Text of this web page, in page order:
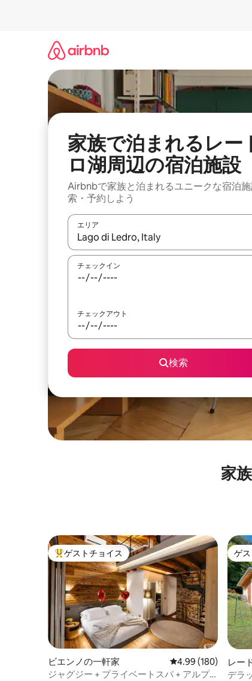
家族で泊まれるレー
ロ湖周辺の宿泊施設
Airbnbで家族と泊まれるユニークな宿泊
索・予約しよう
エリア
検索結果が表示されたら、上下の矢印キーを
チェックイン
チェックアウト
検索
家
大好評のゲストチョイスです。
ゲストチョイス
ビエンノの一軒家 レビュー180件、5
4.99 (180)
ジャグジー + プライベートスパ + アルプ
ゲ
ゲ
レー
デラ